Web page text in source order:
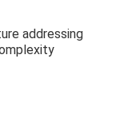
addressing